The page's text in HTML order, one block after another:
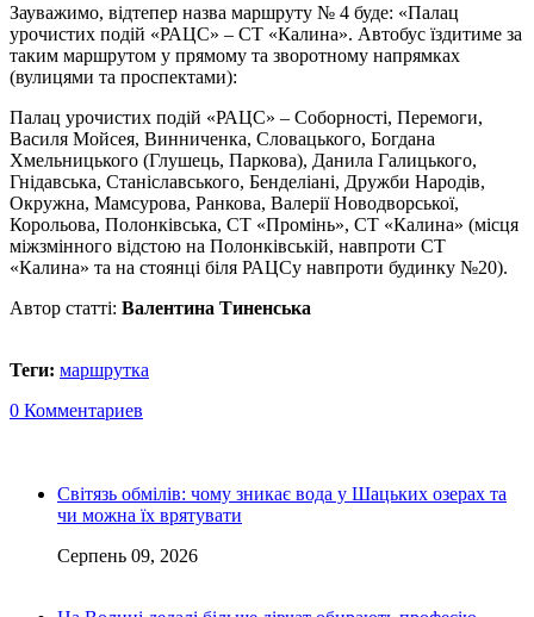
Зауважимо, відтепер назва маршруту № 4 буде: «Палац
урочистих подій «РАЦС» – СТ «Калина». Автобус їздитиме за
таким маршрутом у прямому та зворотному напрямках
(вулицями та проспектами):
Палац урочистих подій «РАЦС» – Соборності, Перемоги,
Василя Мойсея, Винниченка, Словацького, Богдана
Хмельницького (Глушець, Паркова), Данила Галицького,
Гнідавська, Станіславського, Бенделіані, Дружби Народів,
Окружна, Мамсурова, Ранкова, Валерії Новодворської,
Корольова, Полонківська, СТ «Промінь», СТ «Калина» (місця
міжзмінного відстою на Полонківській, навпроти СТ
«Калина» та на стоянці біля РАЦСу навпроти будинку №20).
Автор статті: Валентина Тиненська
Теги: маршрутка
0 Комментариев
Світязь обмілів: чому зникає вода у Шацьких озерах та
чи можна їх врятувати
Серпень 09, 2026